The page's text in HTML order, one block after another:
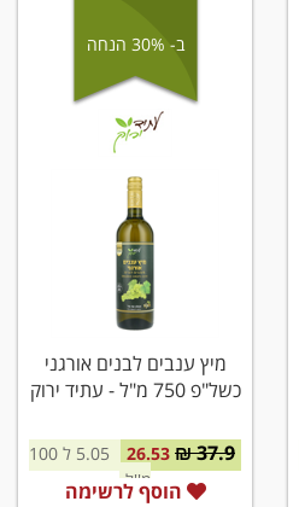
ב- 30% הנחה
מיץ ענבים לבנים אורגני
כשל"פ 750 מ"ל - עתיד ירוק
37.9 ₪
26.53
5.05 ל 100
מ''ל
הוסף לרשימה